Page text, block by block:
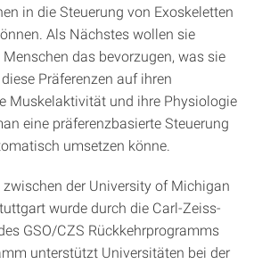
in die Steuerung von Exoskeletten
Als Nächstes wollen sie
das bevorzugen, was sie
Präferenzen auf ihren
Muskelaktivität und ihre Physiologie
eine präferenzbasierte Steuerung
umsetzen könne.
der University of Michigan
wurde durch die Carl-Zeiss-
GSO/CZS Rückkehrprogramms
unterstützt Universitäten bei der